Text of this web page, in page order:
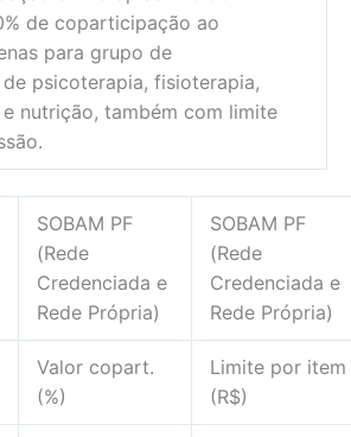
de coparticipação ao
para grupo de
psicoterapia, fisioterapia,
nutrição, também com limite
SOBAM PF
(Rede
Credenciada e
Rede Própria)
SOBAM PF
(Rede
Credenciada e
Rede Própria)
Valor copart.
(%)
Limite por item
(R$)